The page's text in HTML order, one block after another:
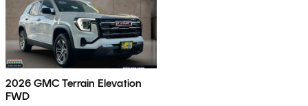
2026 GMC Terrain Elevation
FWD